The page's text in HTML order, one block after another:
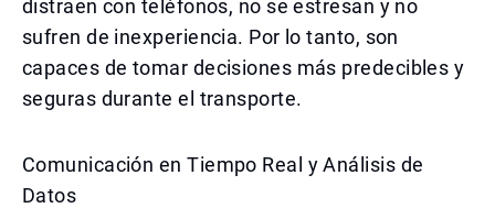
distraen con teléfonos, no se estresan y no
sufren de inexperiencia. Por lo tanto, son
capaces de tomar decisiones más predecibles y
seguras durante el transporte.
Comunicación en Tiempo Real y Análisis de
Datos